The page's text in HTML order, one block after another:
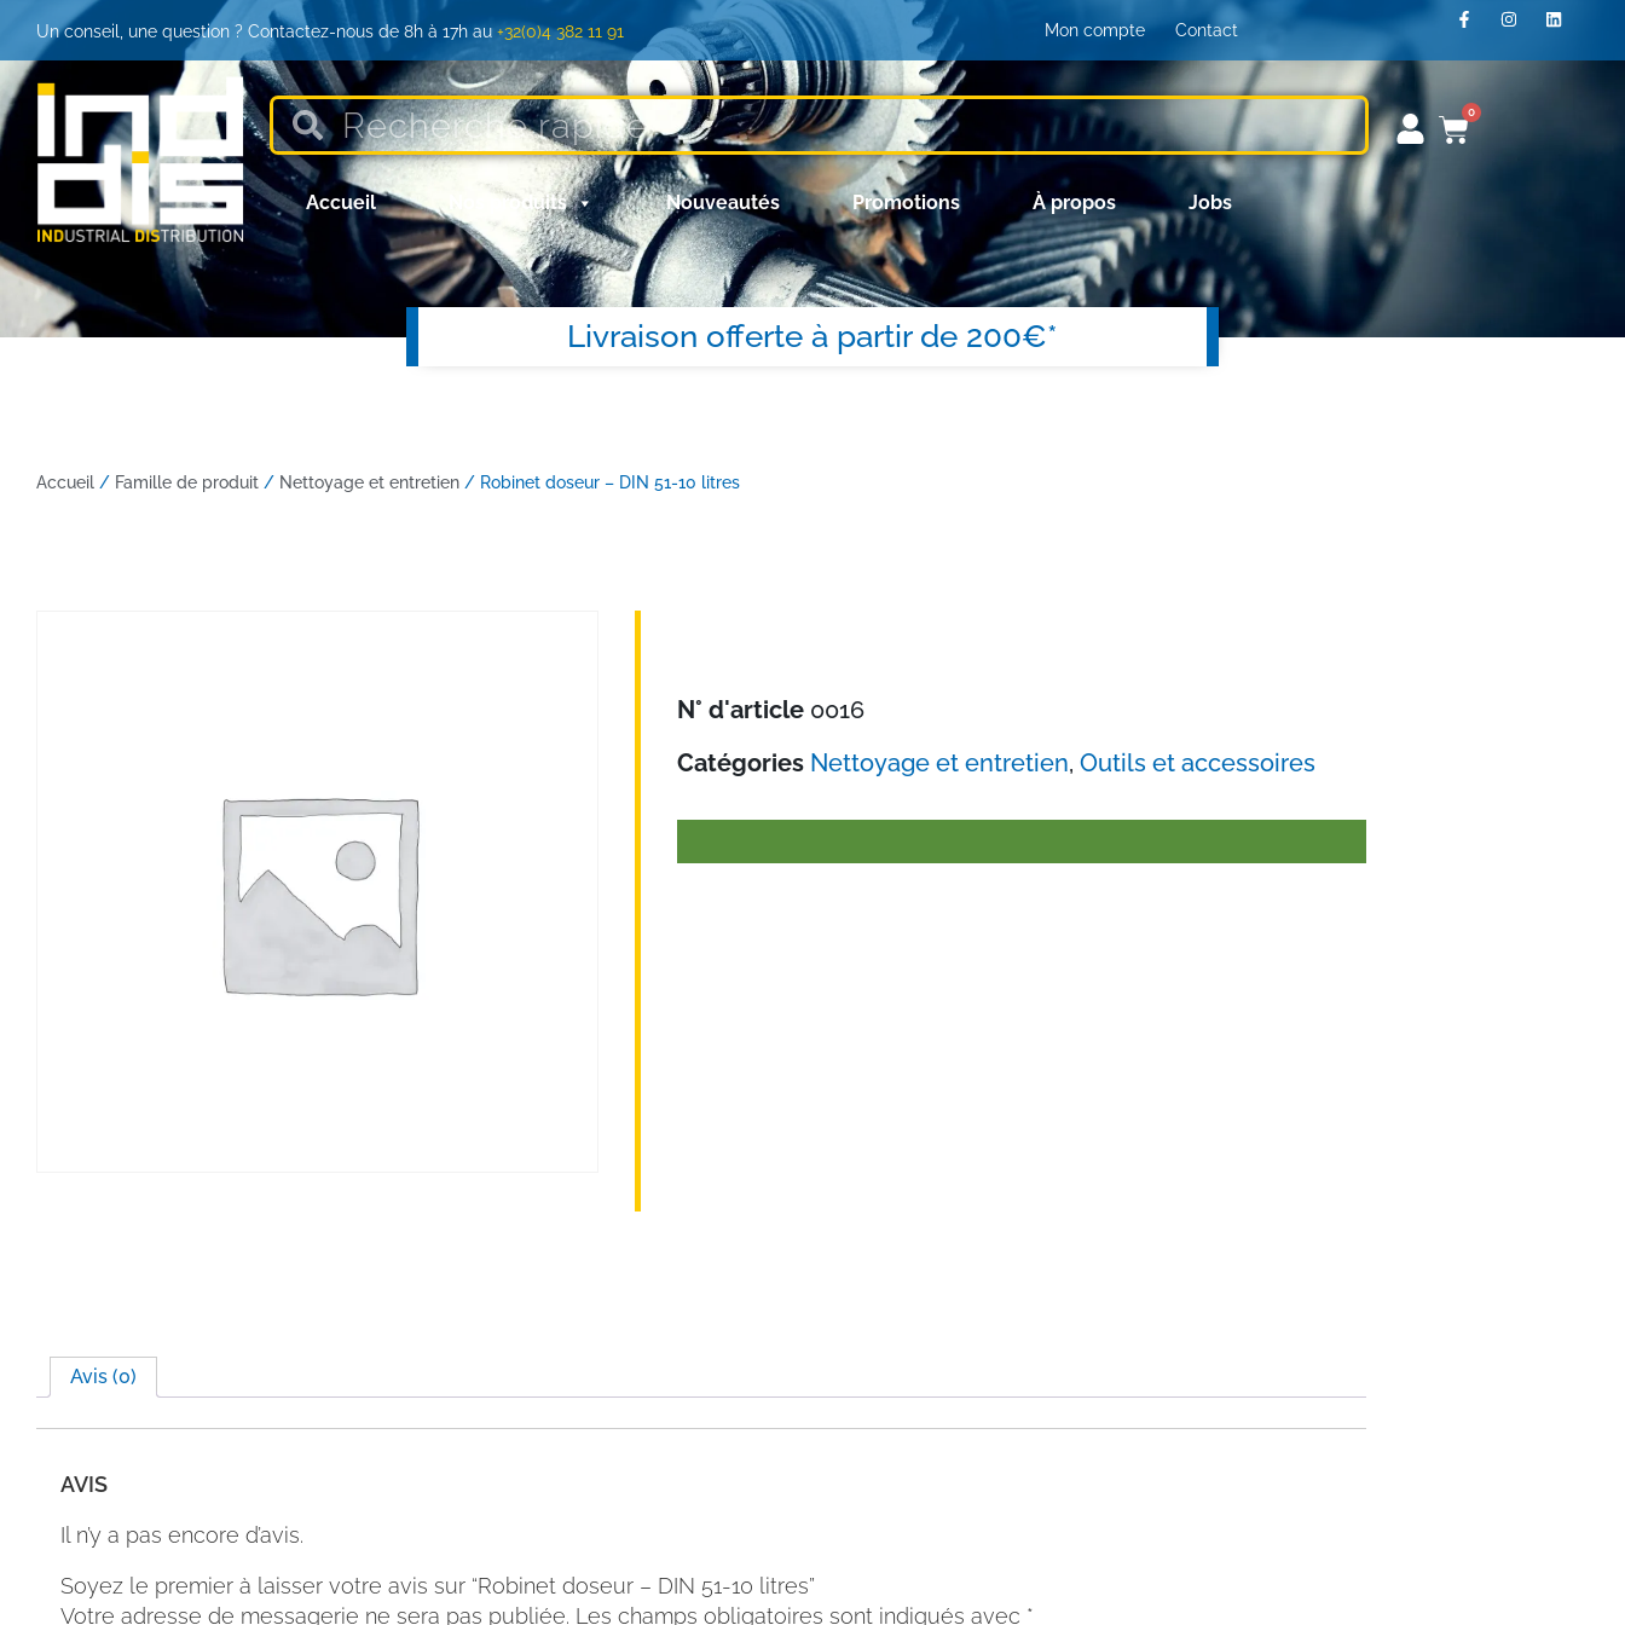
Un conseil, une question ? Contactez-nous de 8h à 17h au +32(0)4 382 11 91 Mon compte Contact
Accueil Nos produits Nouveautés Promotions À propos Jobs
0
Livraison offerte à partir de 200€*
Accueil / Famille de produit / Nettoyage et entretien / Robinet doseur – DIN 51-10 litres
N° d'article 0016
Catégories Nettoyage et entretien, Outils et accessoires
Avis (0)
AVIS
Il n’y a pas encore d’avis.
Soyez le premier à laisser votre avis sur “Robinet doseur – DIN 51-10 litres”
Votre adresse de messagerie ne sera pas publiée. Les champs obligatoires sont indiqués avec *